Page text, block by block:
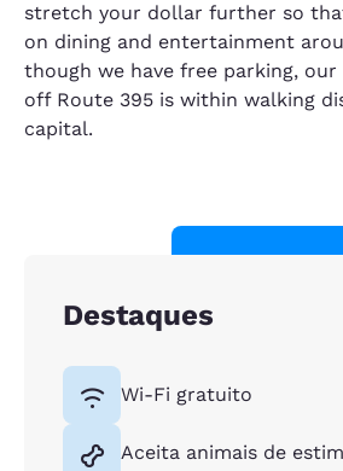
stretch your dollar further so
on dining and entertainment
though we have free parking,
off Route 395 is within walking
capital.
Destaques
Wi-Fi gratuito
Aceita animais de